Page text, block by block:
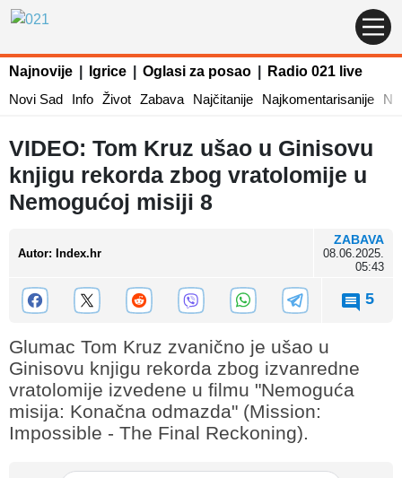
Najnovije Igrice Oglasi za posao
Radio 021 live
Novi Sad
Info Život Zabava Najčitanije Najkomentarisanije
VIDEO: Tom Kruz ušao u Ginisovu
knjigu rekorda zbog vratolomije u
Nemogućoj misiji 8
Autor: Index.hr
ZABAVA
08.06.2025.
05:43
5
Glumac Tom Kruz zvanično je ušao u
Ginisovu knjigu rekorda zbog izvanredne
vratolomije izvedene u filmu "Nemoguća
misija: Konačna odmazda" (Mission:
Impossible - The Final Reckoning).